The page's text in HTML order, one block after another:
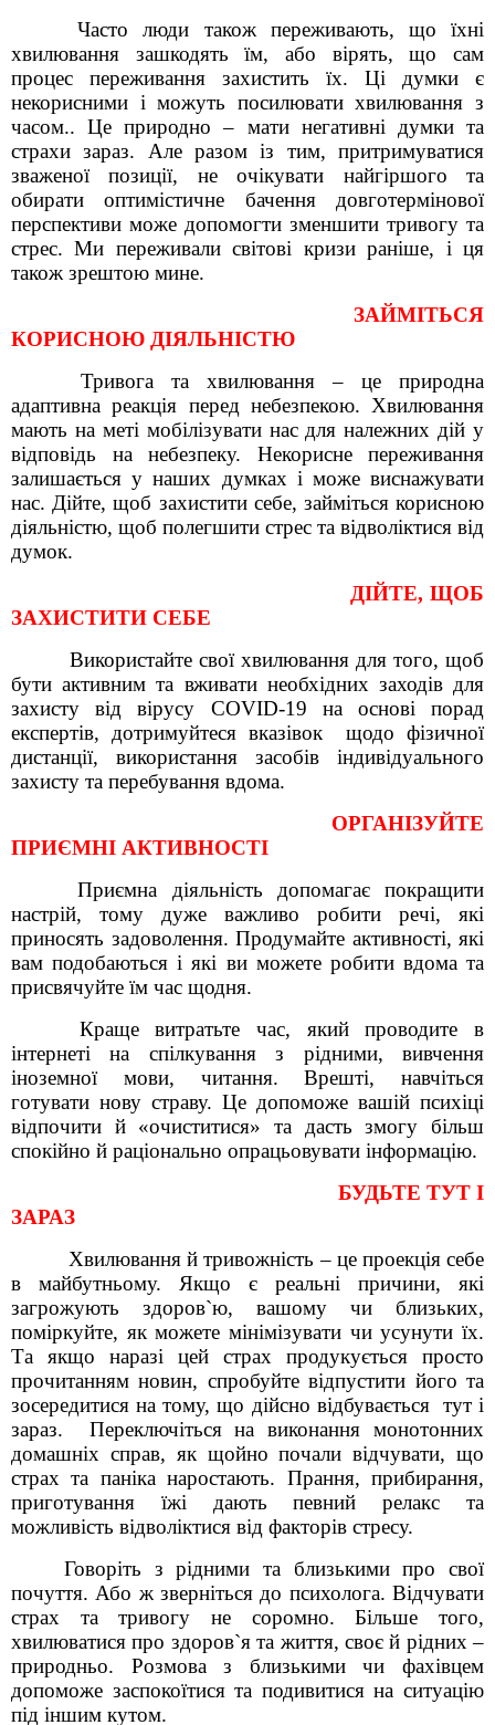
Часто люди також переживають, що їхні
хвилювання зашкодять їм, або вірять, що сам
процес переживання захистить їх. Ці думки є
некорисними і можуть посилювати хвилювання з
часом.. Це природно – мати негативні думки та
страхи зараз. Але разом із тим, притримуватися
зваженої позиції, не очікувати найгіршого та
обирати оптимістичне бачення довготермінової
перспективи може допомогти зменшити тривогу та
стрес. Ми переживали світові кризи раніше, і ця
також зрештою мине.
ЗАЙМІТЬСЯ
КОРИСНОЮ ДІЯЛЬНІСТЮ
Тривога та хвилювання – це природна
адаптивна реакція перед небезпекою. Хвилювання
мають на меті мобілізувати нас для належних дій у
відповідь на небезпеку. Некорисне переживання
залишається у наших думках і може виснажувати
нас. Дійте, щоб захистити себе, займіться корисною
діяльністю, щоб полегшити стрес та відволіктися від
думок.
ДІЙТЕ, ЩОБ
ЗАХИСТИТИ СЕБЕ
Використайте свої хвилювання для того, щоб
бути активним та вживати необхідних заходів для
захисту від вірусу COVID-19 на основі порад
експертів, дотримуйтеся вказівок щодо фізичної
дистанції, використання засобів індивідуального
захисту та перебування вдома.
ОРГАНІЗУЙТЕ
ПРИЄМНІ АКТИВНОСТІ
Приємна діяльність допомагає покращити
настрій, тому дуже важливо робити речі, які
приносять задоволення. Продумайте активності, які
вам подобаються і які ви можете робити вдома та
присвячуйте їм час щодня.
Краще витратьте час, який проводите в
інтернеті на спілкування з рідними, вивчення
іноземної мови, читання. Врешті, навчіться
готувати нову страву. Це допоможе вашій психіці
відпочити й «очиститися» та дасть змогу більш
спокійно й раціонально опрацьовувати інформацію.
БУДЬТЕ ТУТ І
ЗАРАЗ
Хвилювання й тривожність – це проекція себе
в майбутньому. Якщо є реальні причини, які
загрожують здоров`ю, вашому чи близьких,
поміркуйте, як можете мінімізувати чи усунути їх.
Та якщо наразі цей страх продукується просто
прочитанням новин, спробуйте відпустити його та
зосередитися на тому, що дійсно відбувається тут і
зараз. Переключіться на виконання монотонних
домашніх справ, як щойно почали відчувати, що
страх та паніка наростають. Прання, прибирання,
приготування їжі дають певний релакс та
можливість відволіктися від факторів стресу.
Говоріть з рідними та близькими про свої
почуття. Або ж зверніться до психолога. Відчувати
страх та тривогу не соромно. Більше того,
хвилюватися про здоров`я та життя, своє й рідних –
природньо. Розмова з близькими чи фахівцем
допоможе заспокоїтися та подивитися на ситуацію
під іншим кутом.